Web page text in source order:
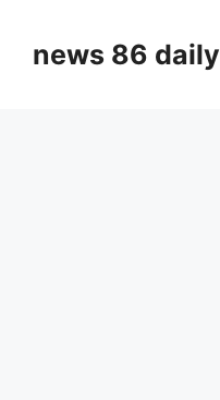
contentnews 86 daily